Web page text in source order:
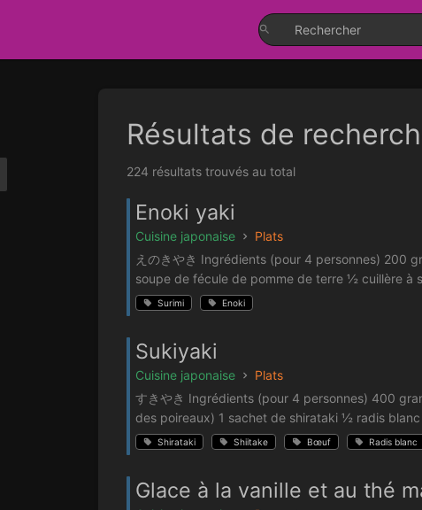
Résultats de
224 résultats trouvés au total
Enoki yaki
Cuisine japonaise
Plats
えのきやき Ingrédients (pour 4 personnes) 200
soupe de fécule de pomme de terre ½ cuillère à
Surimi Enoki
Sukiyaki
Cuisine japonaise
Plats
すきやき Ingrédients (pour 4 personnes) 400
des poireaux) 1 sachet de shirataki ½ radis
Shirataki Shiitake Bœuf Radis blanc
Glace à la vanille et au thé